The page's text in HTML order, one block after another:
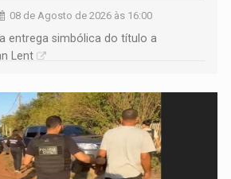
08 de Agosto de 2026 às 16:00
entrega simbólica do título a
Lent